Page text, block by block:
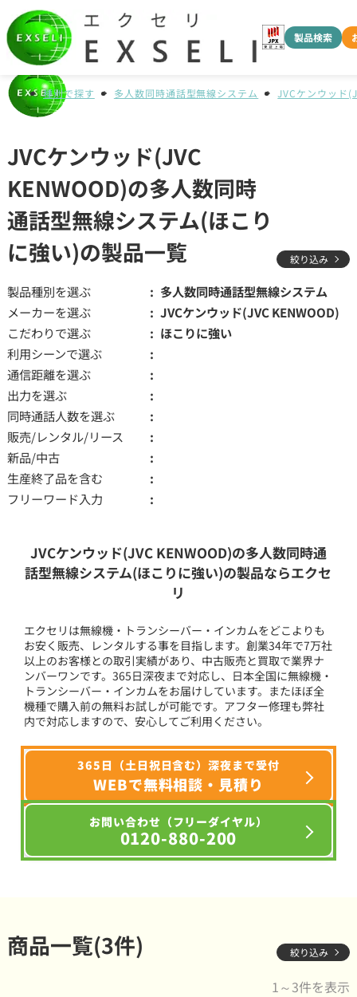
製品検索
種別で探す 多人数同時通話型無線システム JVCケンウッド
JVCケンウッド(JVC
KENWOOD)の多人数同時
通話型無線システム(ほこり
に強い)の製品一覧
絞り込み
製品種別を選ぶ
多人数同時通話型無線システム
メーカーを選ぶ
JVCケンウッド(JVC KENWOOD)
こだわりで選ぶ
ほこりに強い
利用シーンで選ぶ
通信距離を選ぶ
出力を選ぶ
同時通話人数を選ぶ
販売/レンタル/リース
新品/中古
生産終了品を含む
フリーワード入力
JVCケンウッド(JVC KENWOOD)の多人数同時通
話型無線システム(ほこりに強い)の製品ならエクセ
リ
エクセリは無線機・トランシーバー・インカムをどこよりも
お安く販売、レンタルする事を目指します。創業34年で7万社
以上のお客様との取引実績があり、中古販売と買取で業界ナ
ンバーワンです。365日深夜まで対応し、日本全国に無線機・
トランシーバー・インカムをお届けしています。またほぼ全
機種で購入前の無料お試しが可能です。アフター修理も弊社
内で対応しますので、安心してご利用ください。
365日（土日祝日含む）深夜まで受付
WEBで無料相談・見積り
お問い合わせ（フリーダイヤル）
0120-880-200
商品一覧(3件) 絞り込み
1～3件を表示